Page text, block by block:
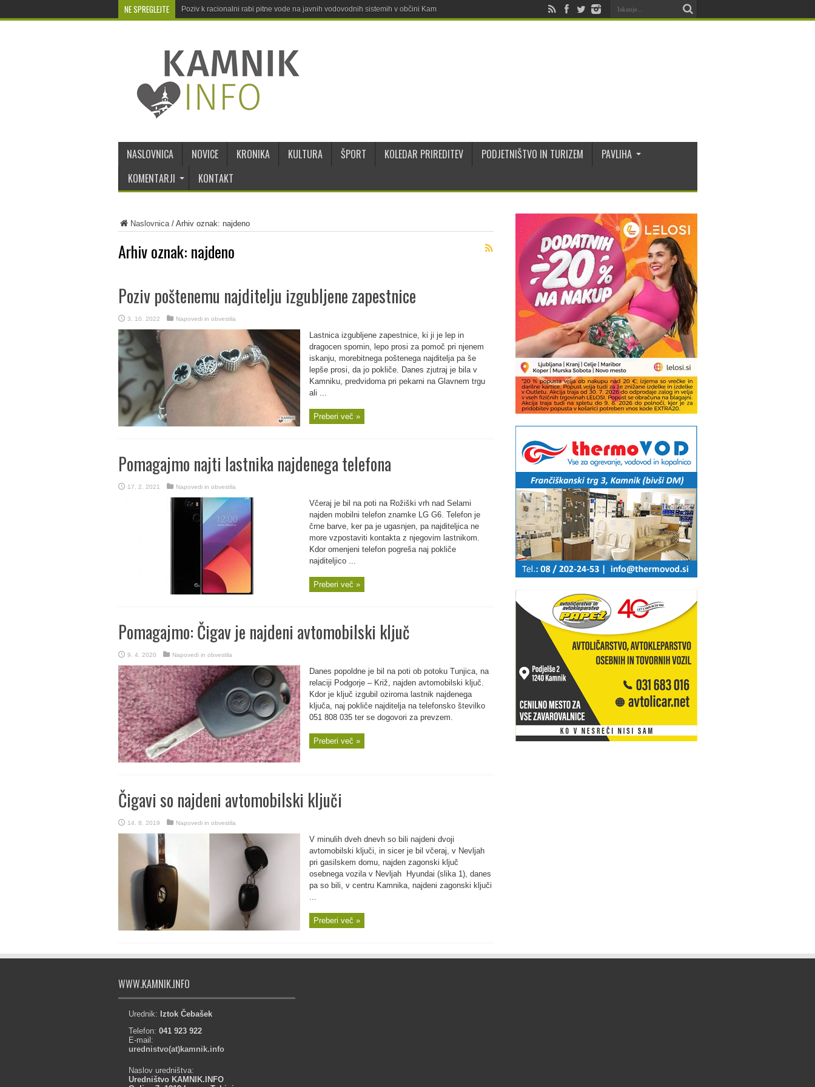
NE SPREGLEJTE Poziv k racionalni rabi pitne vode na javnih vodovodnih sistemih v občini Kamnik
NASLOVNICA NOVICE KRONIKA KULTURA ŠPORT KOLEDAR PRIREDITEV PODJETNIŠTVO IN TURIZEM
PAVLIHA
KOMENTARJI
KONTAKT
Naslovnica/ Arhiv oznak: najdeno
Arhiv oznak: najdeno
Poziv poštenemu najditelju izgubljene zapestnice
3. 10. 2022 Napovedi in obvestila
Lastnica izgubljene zapestnice, ki ji je lep in
dragocen spomin, lepo prosi za pomoč pri njenem
iskanju, morebitnega poštenega najditelja pa še
lepše prosi, da jo pokliče. Danes zjutraj je bila v
Kamniku, predvidoma pri pekarni na Glavnem trgu
ali ...
Preberi več »
Pomagajmo najti lastnika najdenega telefona
17. 2. 2021 Napovedi in obvestila
Včeraj je bil na poti na Rožiški vrh nad Selami
najden mobilni telefon znamke LG G6. Telefon je
črne barve, ker pa je ugasnjen, pa najditeljica ne
more vzpostaviti kontakta z njegovim lastnikom.
Kdor omenjeni telefon pogreša naj pokliče
najditeljico ...
Preberi več »
Pomagajmo: Čigav je najdeni avtomobilski ključ
9. 4. 2020 Napovedi in obvestila
Danes popoldne je bil na poti ob potoku Tunjica, na
relaciji Podgorje – Križ, najden avtomobilski ključ.
Kdor je ključ izgubil oziroma lastnik najdenega
ključa, naj pokliče najditelja na telefonsko številko
051 808 035 ter se dogovori za prevzem.
Preberi več »
Čigavi so najdeni avtomobilski ključi
14. 8. 2019 Napovedi in obvestila
V minulih dveh dnevh so bili najdeni dvoji
avtomobilski ključi, in sicer je bil včeraj, v Nevljah
pri gasilskem domu, najden zagonski ključ
osebnega vozila v Nevljah Hyundai (slika 1), danes
pa so bili, v centru Kamnika, najdeni zagonski ključi
...
Preberi več »
WWW.KAMNIK.INFO
Urednik: Iztok Čebašek
Telefon: 041 923 922
E-mail:
urednistvo(at)kamnik.info
Naslov uredništva:
Uredništvo KAMNIK.INFO